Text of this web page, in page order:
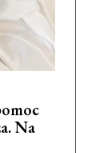
Na